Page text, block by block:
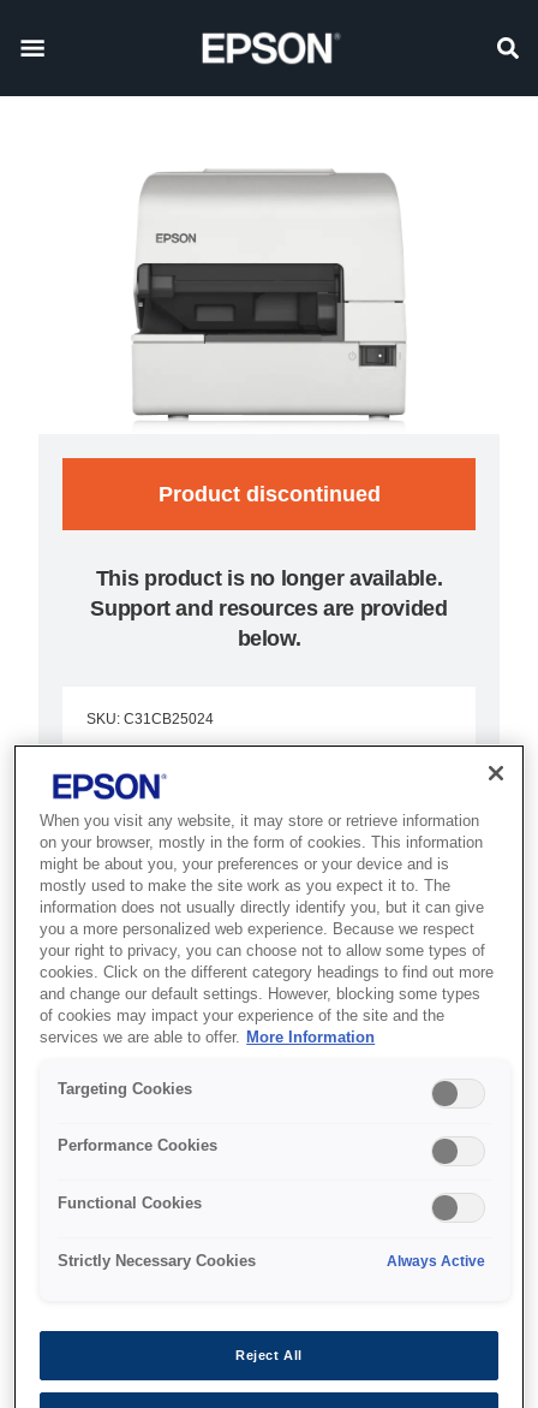
Product discontinued
This product is no longer available.
Support and resources are provided
below.
SKU: C31CB25024
TM-H6000IV (024):
Serial, w/o PS, EDG,
MICR, E/P
Best for banking and retail
counters that need receipt, slip,
validation and cheque processing
in one device.
Print receipts and slips
When you visit any website, it may store or retrieve information
on your browser, mostly in the form of cookies. This information
might be about you, your preferences or your device and is
mostly used to make the site work as you expect it to. The
information does not usually directly identify you, but it can give
you a more personalized web experience. Because we respect
your right to privacy, you can choose not to allow some types of
cookies. Click on the different category headings to find out more
and change our default settings. However, blocking some types
of cookies may impact your experience of the site and the
services we are able to offer. More Information
Targeting Cookies
Performance Cookies
Functional Cookies
Strictly Necessary Cookies Always Active
Reject All